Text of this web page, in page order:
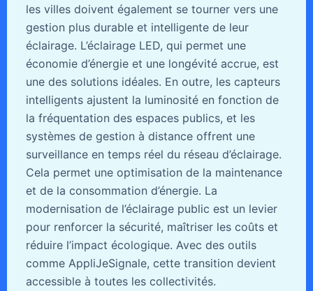
les villes doivent également se tourner vers une
gestion plus durable et intelligente de leur
éclairage. L’éclairage LED, qui permet une
économie d’énergie et une longévité accrue, est
une des solutions idéales. En outre, les capteurs
intelligents ajustent la luminosité en fonction de
la fréquentation des espaces publics, et les
systèmes de gestion à distance offrent une
surveillance en temps réel du réseau d’éclairage.
Cela permet une optimisation de la maintenance
et de la consommation d’énergie. La
modernisation de l’éclairage public est un levier
pour renforcer la sécurité, maîtriser les coûts et
réduire l’impact écologique. Avec des outils
comme AppliJeSignale, cette transition devient
accessible à toutes les collectivités.